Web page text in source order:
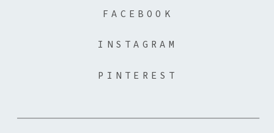
PINTEREST
INSTAGRAM
FACEBOOK